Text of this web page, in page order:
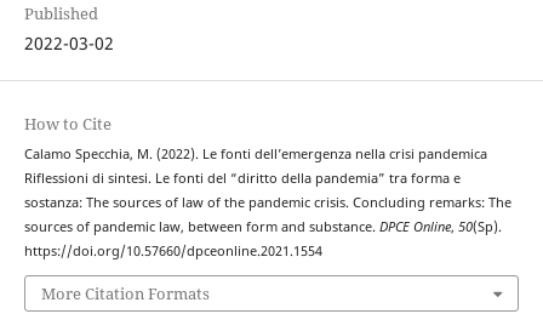
Published
2022-03-02
How to Cite
Calamo Specchia, M. (2022). Le fonti dell’emergenza nella crisi pandemica
Riflessioni di sintesi. Le fonti del “diritto della pandemia” tra forma e
sostanza: The sources of law of the pandemic crisis. Concluding remarks: The
sources of pandemic law, between form and substance. DPCE Online, 50(Sp).
https://doi.org/10.57660/dpceonline.2021.1554
More Citation Formats